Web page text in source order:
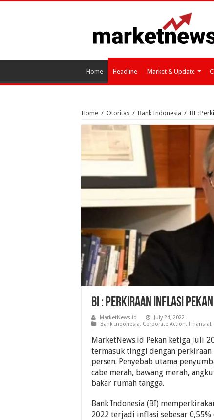
Home Headline Market & Update
Home / Otoritas / Bank Indonesia / BI :
BI : Perkiraan Inflasi
MarketNews.id
July 24, 2022
Bank Indonesia, Corporate Action, Finansial,
MarketNews.id Pekan ketiga Juli
termasuk tinggi dengan
persen. Penyebab utama
cabe merah, bawang merah,
bakar rumah tangga.
Bank Indonesia (BI)
2022 terjadi inflasi sebesar 0,55%